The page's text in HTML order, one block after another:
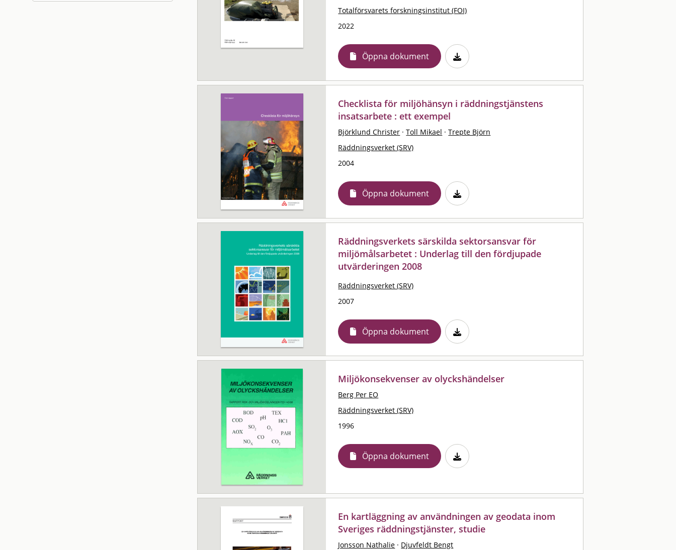
Totalförsvarets forskningsinstitut (FOI)
2022
Öppna dokument
Checklista för miljöhänsyn i räddningstjänstens
insatsarbete : ett exempel
Björklund Christer · Toll Mikael · Trepte Björn
Räddningsverket (SRV)
2004
Öppna dokument
Räddningsverkets särskilda sektorsansvar för
miljömålsarbetet : Underlag till den fördjupade
utvärderingen 2008
Räddningsverket (SRV)
2007
Öppna dokument
Miljökonsekvenser av olyckshändelser
Berg Per EO
Räddningsverket (SRV)
1996
Öppna dokument
En kartläggning av användningen av geodata inom
Sveriges räddningstjänster, studie
Jonsson Nathalie · Djuvfeldt Bengt